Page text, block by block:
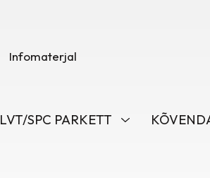
Infomaterjal
LVT/SPC PARKETT